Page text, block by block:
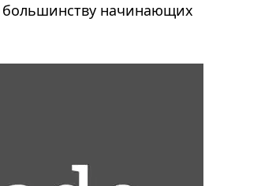
большинству начинающих